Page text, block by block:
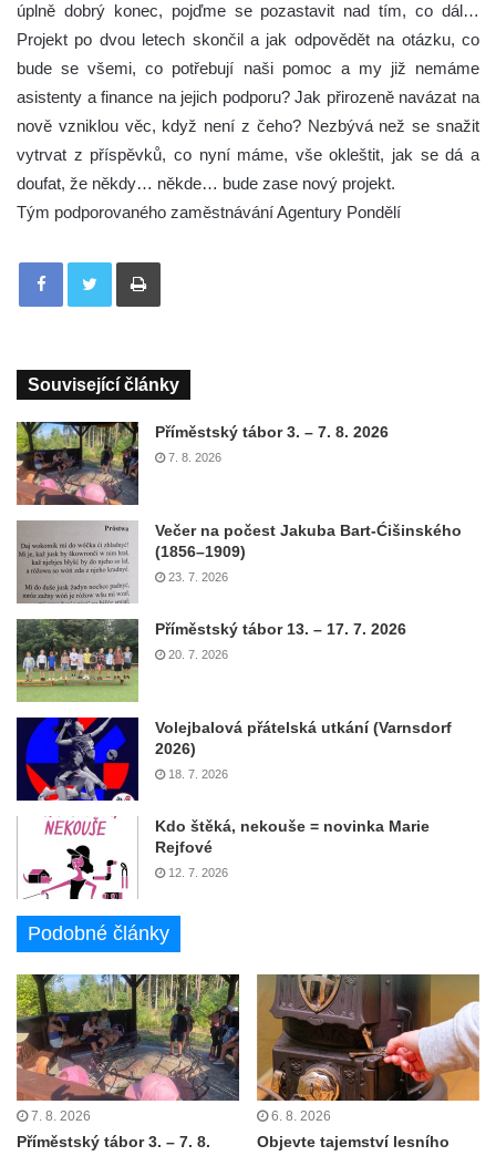
úplně dobrý konec, pojďme se pozastavit nad tím, co dál…
Projekt po dvou letech skončil a jak odpovědět na otázku, co
bude se všemi, co potřebují naši pomoc a my již nemáme
asistenty a finance na jejich podporu? Jak přirozeně navázat na
nově vzniklou věc, když není z čeho? Nezbývá než se snažit
vytrvat z příspěvků, co nyní máme, vše okleštit, jak se dá a
doufat, že někdy… někde… bude zase nový projekt.
Tým podporovaného zaměstnávání Agentury Pondělí
Tisknout
Související články
Příměstský tábor 3. – 7. 8. 2026
7. 8. 2026
Večer na počest Jakuba Bart-Ćišinského
(1856–1909)
23. 7. 2026
Příměstský tábor 13. – 17. 7. 2026
20. 7. 2026
Volejbalová přátelská utkání (Varnsdorf
2026)
18. 7. 2026
Kdo štěká, nekouše = novinka Marie
Rejfové
12. 7. 2026
Podobné články
7. 8. 2026
Příměstský tábor 3. – 7. 8.
6. 8. 2026
Objevte tajemství lesního